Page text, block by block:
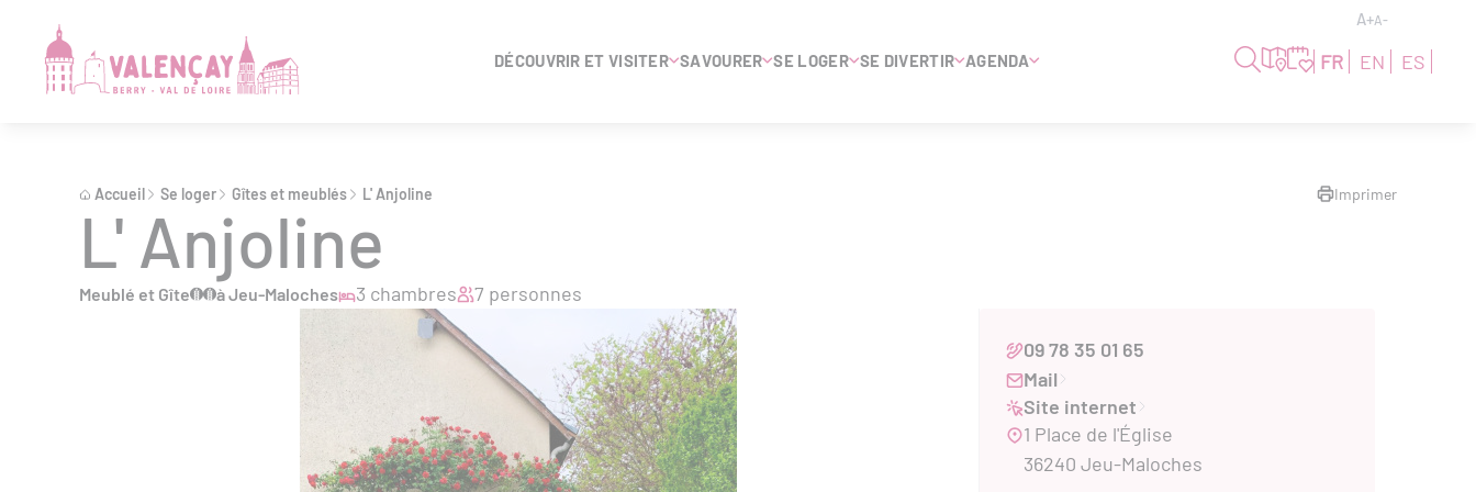
DÉCOUVRIR ET VISITER SAVOURER SE LOGER SE DIVERTIR AGENDA FR EN ES
A+A-
Accueil Se loger Gîtes et meublés L' Anjoline Imprimer
L' Anjoline
Meublé et Gîte à Jeu-Maloches 3 chambres 7 personnes
09 78 35 01 65
Mail
Site internet
1 Place de l'Église
36240 Jeu-Maloches